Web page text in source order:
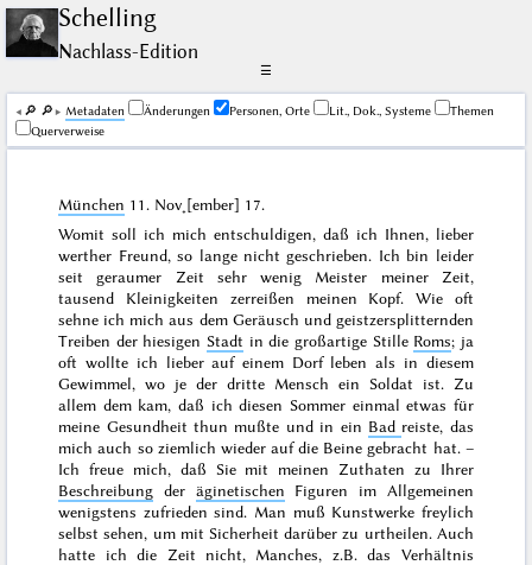
Schelling
Nachlass-Edition
☰
🔎︎ 🔎︎ Me­ta­da­ten Änderungen Personen, Orte Lit., Dok., Systeme
Themen
Querverweise
München 11. Nov˖[ember] 17.
Womit soll ich mich entschuldigen, daß ich Ihnen, lieber
werther Freund, so lange nicht geschrieben. Ich bin leider
seit geraumer Zeit sehr wenig Meister meiner Zeit,
tausend Kleinigkeiten zerreißen meinen Kopf. Wie oft
sehne ich mich aus dem Geräusch und geistzersplitternden
Treiben der hiesigenStadt in die großartige Stille Roms; ja
oft wollte ich lieber auf einem Dorf leben als in diesem
Gewimmel, wo je der dritte Mensch ein Soldat ist. Zu
allem dem kam, daß ich diesen Sommereinmal etwas für
meine Gesundheit thun mußte und in ein Bad reiste, das
mich auch so ziemlich wieder auf die Beine gebracht hat. –
Ich freue mich, daß Sie mit meinen Zuthaten zu Ihrer
Beschreibung der äginetischen Figuren im Allgemeinen
wenigstens zufrieden sind. Man muß Kunstwerke freylich
selbst sehen, um mit Sicherheit darüber zu urtheilen. Auch
hatte ich die Zeit nicht, Manches, z.B. das Verhältnis